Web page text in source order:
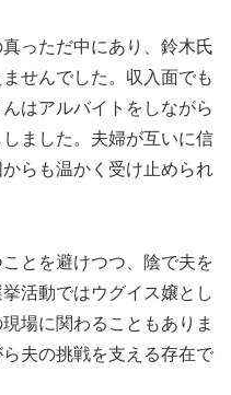
っただ中にあり、鈴木氏
せんでした。収入面でも
はアルバイトをしながら
ました。夫婦が互いに信
らも温かく受け止められ
とを避けつつ、陰で夫を
活動ではウグイス嬢とし
場に関わることもありま
夫の挑戦を支える存在で